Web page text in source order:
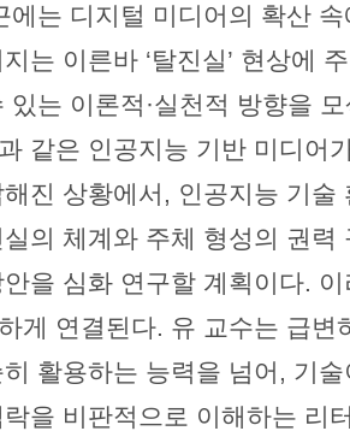
에는 디지털 미디어의 확산
는 이른바 ‘탈진실’ 현상에
있는 이론적·실천적 방향을
같은 인공지능 기반 미디어
진 상황에서, 인공지능 기술
의 체계와 주체 형성의 권력
을 심화 연구할 계획이다.
게 연결된다. 유 교수는 급변
활용하는 능력을 넘어, 기
을 비판적으로 이해하는 리